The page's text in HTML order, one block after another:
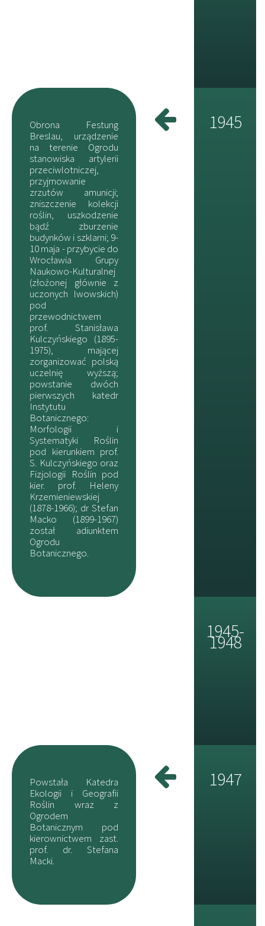
Obrona Festung
Breslau, urządzenie
na terenie Ogrodu
stanowiska artylerii
przeciwlotniczej,
przyjmowanie
zrzutów amunicji;
zniszczenie kolekcji
roślin, uszkodzenie
bądź zburzenie
budynków i szklarni; 9-
10 maja - przybycie do
Wrocławia Grupy
Naukowo-Kulturalnej
(złożonej głównie z
uczonych lwowskich)
pod
przewodnictwem
prof. Stanisława
Kulczyńskiego (1895-
1975), mającej
zorganizować polską
uczelnię wyższą;
powstanie dwóch
pierwszych katedr
Instytutu
Botanicznego:
Morfologii i
Systematyki Roślin
pod kierunkiem prof.
S. Kulczyńskiego oraz
Fizjologii Roślin pod
kier. prof. Heleny
Krzemieniewskiej
(1878-1966); dr Stefan
Macko (1899-1967)
został adiunktem
Ogrodu
Botanicznego.
1945
1945-
1948
Powstała Katedra
Ekologii i Geografii
Roślin wraz z
Ogrodem
Botanicznym pod
kierownictwem zast.
prof. dr. Stefana
Macki.
1947